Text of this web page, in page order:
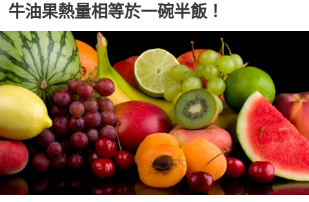
牛油果熱量相等於一碗半飯！